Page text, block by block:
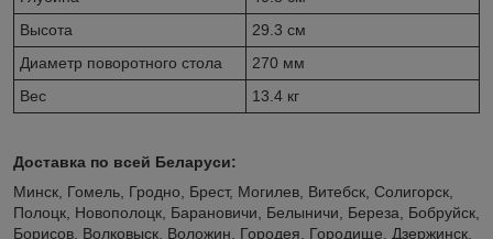
Высота
29.3 см
Диаметр поворотного стола
270 мм
Вес
13.4 кг
Доставка по всей Беларуси:
Минск, Гомель, Гродно, Брест, Могилев, Витебск, Солигорск,
Полоцк, Новополоцк, Барановичи, Белыничи, Береза, Бобруйск,
Борисов, Волковыск, Воложин, Городея, Городище, Дзержинск,